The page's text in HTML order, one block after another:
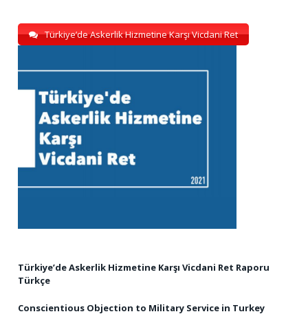
Türkiye’de Askerlik Hizmetine Karşı Vicdani Ret
Türkiye’de Askerlik Hizmetine Karşı Vicdani Ret Raporu
Türkçe
Conscientious Objection to Military Service in Turkey